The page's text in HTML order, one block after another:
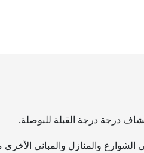
درجة درجة القبلة للبوصلة.
الشوارع والمنازل والمباني